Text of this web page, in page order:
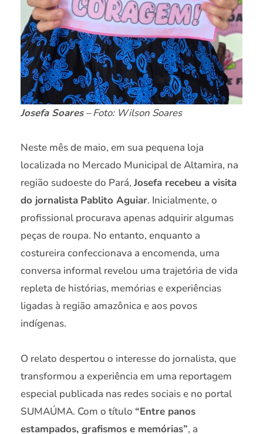
Josefa Soares– Foto: Wilson Soares
Neste mês de maio, em sua pequena loja
localizada no Mercado Municipal de Altamira, na
região sudoeste do Pará,Josefa recebeu a visita
do jornalista Pablito Aguiar. Inicialmente, o
profissional procurava apenas adquirir algumas
peças de roupa. No entanto, enquanto a
costureira confeccionava a encomenda, uma
conversa informal revelou uma trajetória de vida
repleta de histórias, memórias e experiências
ligadas à região amazônica e aos povos
indígenas.
O relato despertou o interesse do jornalista, que
transformou a experiência em uma reportagem
especial publicada nas redes sociais e no portal
SUMAÚMA. Com o título “Entre panos
estampados, grafismos e memórias”, a